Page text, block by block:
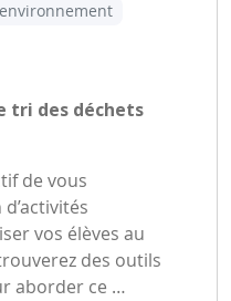
tri des déchets
de vous
vos élèves au
des outils
aborder ce …